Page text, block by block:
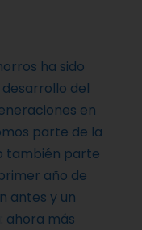
ha sido
del
en
parte de la
también parte
año de
antes y un
ahora más